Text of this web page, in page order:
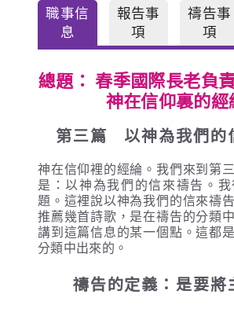
職事信
息
報告事
項
禱告事
項
總題： 春季國際長老負
神在信仰裏的經
第三篇 以神為我們的
神在信仰裡的經綸。我們來到第
是：以神為我們的信來禱告。
題。這裡說以神為我們的信來禱
推薦幾首詩歌，是在禱告的分類
講到這篇信息的某一個點。這都
分類中出來的。
禱告的定義：是要將